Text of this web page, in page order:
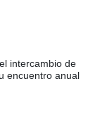
intercambio de
encuentro anual